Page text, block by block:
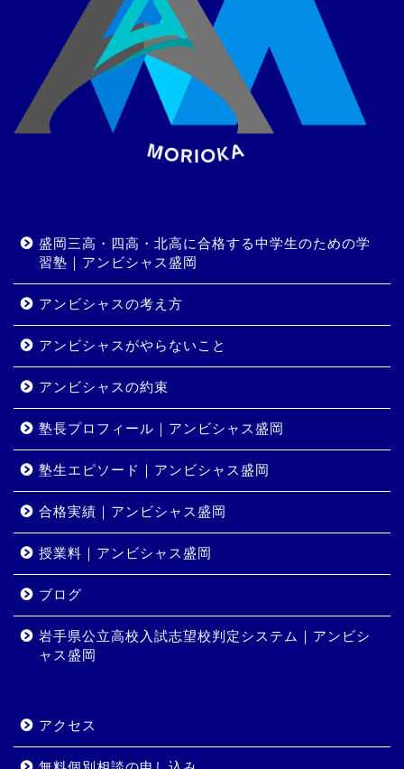
盛岡三高・四高・北高に合格する中学生のための学
習塾｜アンビシャス盛岡
アンビシャスの考え方
アンビシャスがやらないこと
アンビシャスの約束
塾長プロフィール｜アンビシャス盛岡
塾生エピソード｜アンビシャス盛岡
合格実績｜アンビシャス盛岡
授業料｜アンビシャス盛岡
ブログ
岩手県公立高校入試志望校判定システム｜アンビシ
ャス盛岡
アクセス
コース・料金
岩手県公立高校入試志望校
判定システム｜アンビシャ